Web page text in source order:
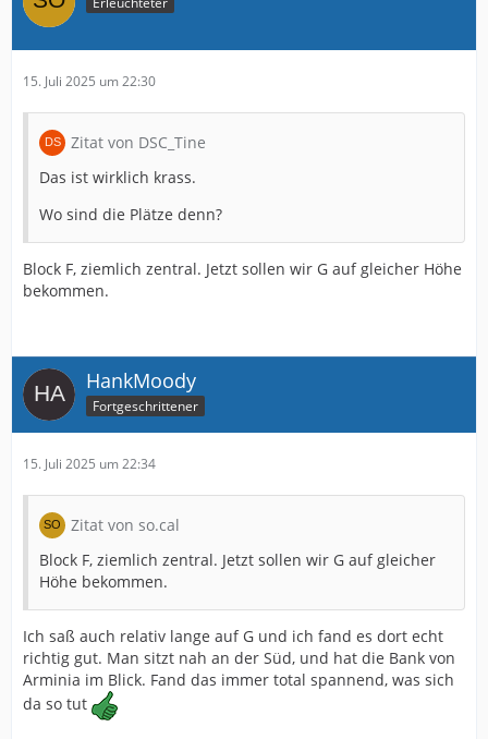
15. Juli 2025 um 22:30
Zitat von DSC_Tine
Das ist wirklich krass.
Wo sind die Plätze denn?
Block F, ziemlich zentral. Jetzt sollen wir G auf gleicher Höhe
bekommen.
HankMoody
Fortgeschrittener
15. Juli 2025 um 22:34
Zitat von so.cal
Block F, ziemlich zentral. Jetzt sollen wir G auf gleicher
Höhe bekommen.
Ich saß auch relativ lange auf G und ich fand es dort echt
richtig gut. Man sitzt nah an der Süd, und hat die Bank von
Arminia im Blick. Fand das immer total spannend, was sich
da so tut